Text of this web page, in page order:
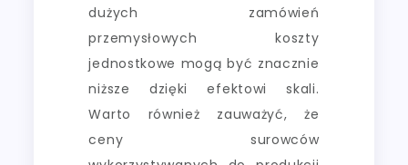
dużych zamówień
przemysłowych koszty
jednostkowe mogą być znacznie
niższe dzięki efektowi skali.
Warto również zauważyć, że
ceny surowców